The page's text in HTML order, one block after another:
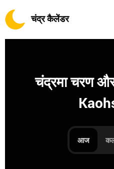
चंद्र कैलेंडर
चंद्रमा चरण
आज